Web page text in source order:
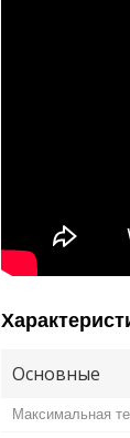
Основные
Максимальная